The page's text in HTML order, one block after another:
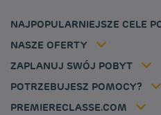
NAJPOPULARNIEJSZE CELE
NASZE OFERTY
Stawka członkowska
ZAPLANUJ SWÓJ POBYT
POTRZEBUJESZ POMOCY?
PREMIERECLASSE.COM
Tax policy
Kariera
Louvre Hotels Group